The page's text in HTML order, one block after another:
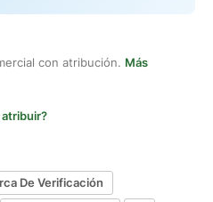
con atribución. Más
De Verificación